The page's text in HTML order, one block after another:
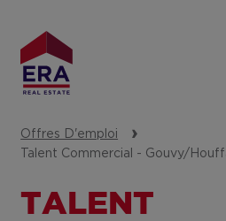
contenu
principal
Offres D'emploi
Talent Commercial - Gouvy/
TALENT